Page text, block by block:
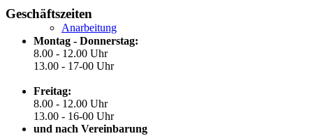
Anarbeitung
Geschäftszeiten
Montag - Donnerstag:
8.00 - 12.00 Uhr
13.00 - 17-00 Uhr
Freitag:
8.00 - 12.00 Uhr
13.00 - 16-00 Uhr
und nach Vereinbarung